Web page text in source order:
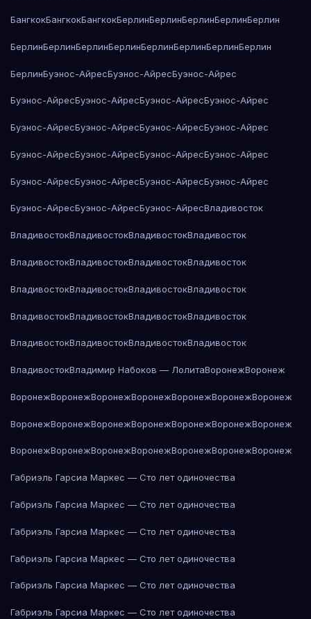
БангкокБангкокБангкокБерлинБерлинБерлинБерлинБерлин
БерлинБерлинБерлинБерлинБерлинБерлинБерлинБерлин
БерлинБуэнос-АйресБуэнос-АйресБуэнос-Айрес
Буэнос-АйресБуэнос-АйресБуэнос-АйресБуэнос-Айрес
Буэнос-АйресБуэнос-АйресБуэнос-АйресБуэнос-Айрес
Буэнос-АйресБуэнос-АйресБуэнос-АйресБуэнос-Айрес
Буэнос-АйресБуэнос-АйресБуэнос-АйресБуэнос-Айрес
Буэнос-АйресБуэнос-АйресБуэнос-АйресВладивосток
ВладивостокВладивостокВладивостокВладивосток
ВладивостокВладивостокВладивостокВладивосток
ВладивостокВладивостокВладивостокВладивосток
ВладивостокВладивостокВладивостокВладивосток
ВладивостокВладивостокВладивостокВладивосток
ВладивостокВладимир Набоков — ЛолитаВоронежВоронеж
ВоронежВоронежВоронежВоронежВоронежВоронежВоронеж
ВоронежВоронежВоронежВоронежВоронежВоронежВоронеж
ВоронежВоронежВоронежВоронежВоронежВоронежВоронеж
Габриэль Гарсиа Маркес — Сто лет одиночества
Габриэль Гарсиа Маркес — Сто лет одиночества
Габриэль Гарсиа Маркес — Сто лет одиночества
Габриэль Гарсиа Маркес — Сто лет одиночества
Габриэль Гарсиа Маркес — Сто лет одиночества
Габриэль Гарсиа Маркес — Сто лет одиночества